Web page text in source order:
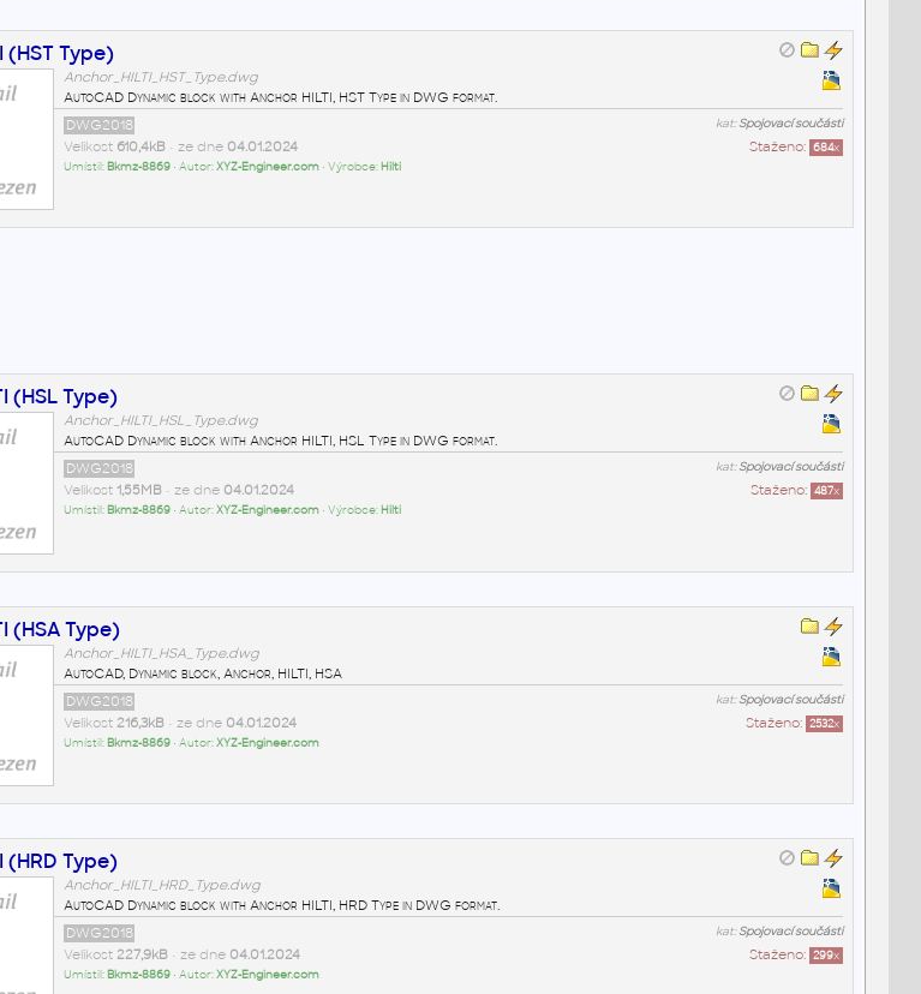
(HST Type)
Anchor_HILTI_HST_Type.dwg
AutoCAD Dynamic block with Anchor HILTI, HST Type in DWG format.
kat:Spojovací součásti
DWG2018
Staženo: 684x
Velikost 610,4kB• ze dne 04.01.2024
Umístil: Bkmz-8869• Autor:XYZ-Engineer.com• Výrobce: Hilti
(HSL Type)
Anchor_HILTI_HSL_Type.dwg
AutoCAD Dynamic block with Anchor HILTI, HSL Type in DWG format.
kat:Spojovací součásti
DWG2018
Staženo: 487x
Velikost 1,55MB• ze dne 04.01.2024
Umístil: Bkmz-8869• Autor:XYZ-Engineer.com• Výrobce: Hilti
(HSA Type)
Anchor_HILTI_HSA_Type.dwg
AutoCAD, Dynamic block, Anchor, HILTI, HSA
kat:Spojovací součásti
DWG2018
Staženo: 2532x
Velikost 216,3kB• ze dne 04.01.2024
Umístil: Bkmz-8869• Autor:XYZ-Engineer.com
(HRD Type)
Anchor_HILTI_HRD_Type.dwg
AutoCAD Dynamic block with Anchor HILTI, HRD Type in DWG format.
kat:Spojovací součásti
DWG2018
Staženo: 299x
Velikost 227,9kB• ze dne 04.01.2024
Umístil: Bkmz-8869• Autor:XYZ-Engineer.com